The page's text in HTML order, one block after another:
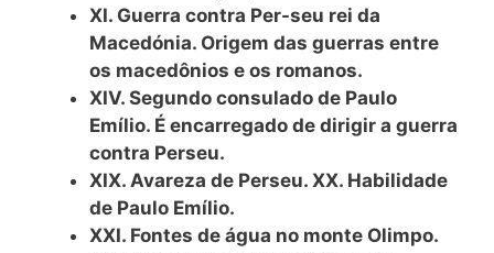
XI. Guerra contra Per-seu rei da
Macedónia. Origem das guerras entre
os macedônios e os romanos.
XIV. Segundo consulado de Paulo
Emílio. É encarregado de dirigir a guerra
contra Perseu.
XIX. Avareza de Perseu. XX. Habilidade
de Paulo Emílio.
XXI. Fontes de água no monte Olimpo.